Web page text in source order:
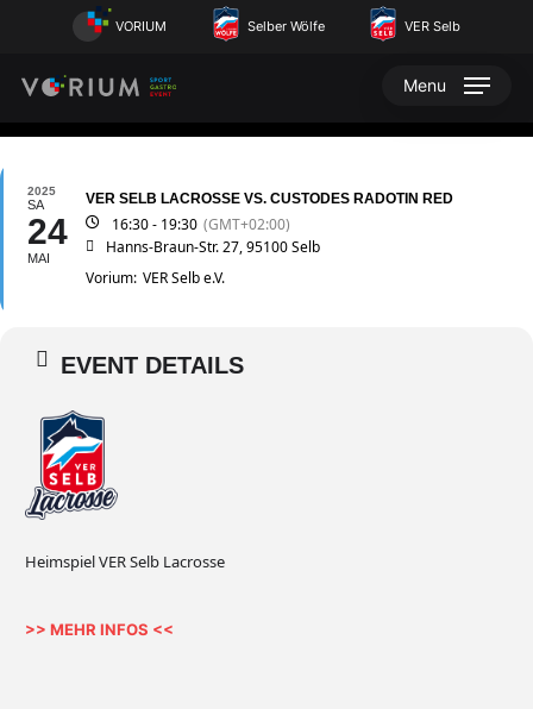
content
VORIUM Selber Wölfe VER Selb
Menu
2025
SA
24
MAI
VER SELB LACROSSE VS. CUSTODES RADOTIN RED
16:30 - 19:30 (GMT+02:00)
Hanns-Braun-Str. 27, 95100 Selb
Vorium: VER Selb e.V.
EVENT DETAILS
Heimspiel VER Selb Lacrosse
>> MEHR INFOS <<